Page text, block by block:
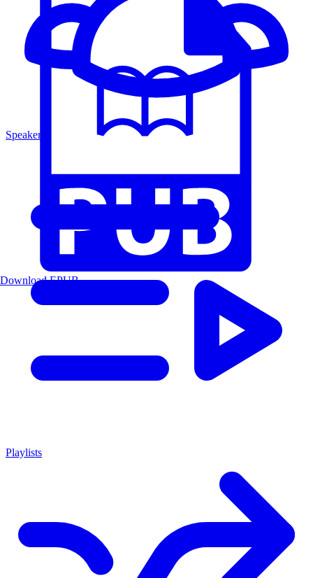
Speakers
Playlists
Download EPUB